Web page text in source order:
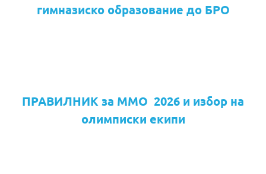
гимназиско образование до БРО
ПРАВИЛНИК за ММО 2026 и избор на
олимписки екипи